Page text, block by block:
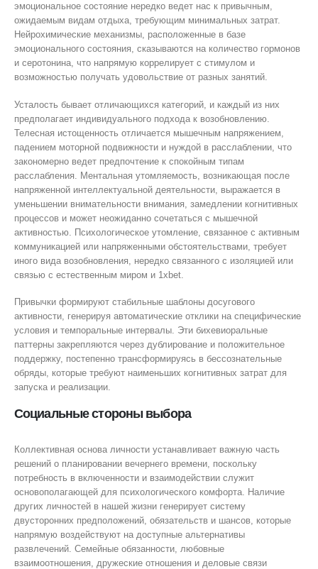
эмоциональное состояние нередко ведет нас к привычным,
ожидаемым видам отдыха, требующим минимальных затрат.
Нейрохимические механизмы, расположенные в базе
эмоционального состояния, сказываются на количество гормонов
и серотонина, что напрямую коррелирует с стимулом и
возможностью получать удовольствие от разных занятий.
Усталость бывает отличающихся категорий, и каждый из них
предполагает индивидуального подхода к возобновлению.
Телесная истощенность отличается мышечным напряжением,
падением моторной подвижности и нуждой в расслаблении, что
закономерно ведет предпочтение к спокойным типам
расслабления. Ментальная утомляемость, возникающая после
напряженной интеллектуальной деятельности, выражается в
уменьшении внимательности внимания, замедлении когнитивных
процессов и может неожиданно сочетаться с мышечной
активностью. Психологическое утомление, связанное с активным
коммуникацией или напряженными обстоятельствами, требует
иного вида возобновления, нередко связанного с изоляцией или
связью с естественным миром и 1xbet.
Привычки формируют стабильные шаблоны досугового
активности, генерируя автоматические отклики на специфические
условия и темпоральные интервалы. Эти бихевиоральные
паттерны закрепляются через дублирование и положительное
поддержку, постепенно трансформируясь в бессознательные
обряды, которые требуют наименьших когнитивных затрат для
запуска и реализации.
Социальные стороны выбора
Коллективная основа личности устанавливает важную часть
решений о планировании вечернего времени, поскольку
потребность в включенности и взаимодействии служит
основополагающей для психологического комфорта. Наличие
других личностей в нашей жизни генерирует систему
двусторонних предположений, обязательств и шансов, которые
напрямую воздействуют на доступные альтернативы
развлечений. Семейные обязанности, любовные
взаимоотношения, дружеские отношения и деловые связи